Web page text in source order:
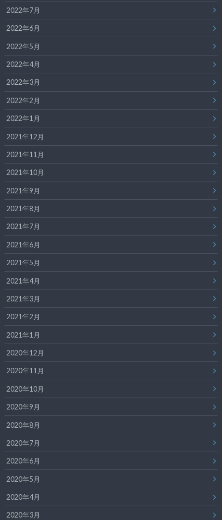
2022年7月
2022年6月
2022年5月
2022年4月
2022年3月
2022年2月
2022年1月
2021年12月
2021年11月
2021年10月
2021年9月
2021年8月
2021年7月
2021年6月
2021年5月
2021年4月
2021年3月
2021年2月
2021年1月
2020年12月
2020年11月
2020年10月
2020年9月
2020年8月
2020年7月
2020年6月
2020年5月
2020年4月
2020年3月